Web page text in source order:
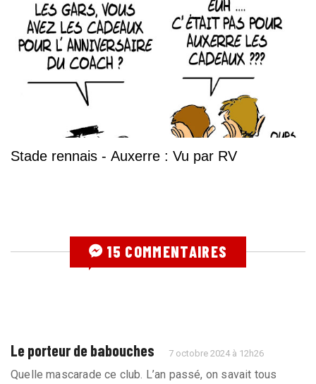
Stade rennais - Auxerre : Vu par RV
15 COMMENTAIRES
Le porteur de babouches 7 octobre 2024 à 12h26
Quelle mascarade ce club. L’an passé, on savait tous